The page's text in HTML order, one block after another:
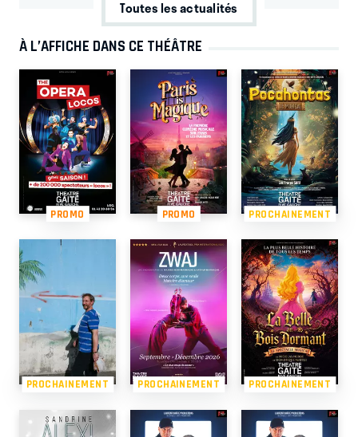
Toutes les actualités
À L’AFFICHE DANS CE THÉÂTRE
PROMO PROMO PROCHAINEMENT
PROCHAINEMENT PROCHAINEMENT PROCHAINEMENT